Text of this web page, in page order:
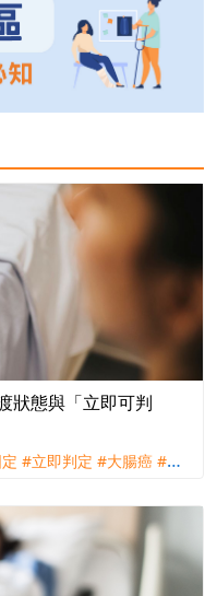
狀態與「立即可判
#立即判定 #大腸癌 #理